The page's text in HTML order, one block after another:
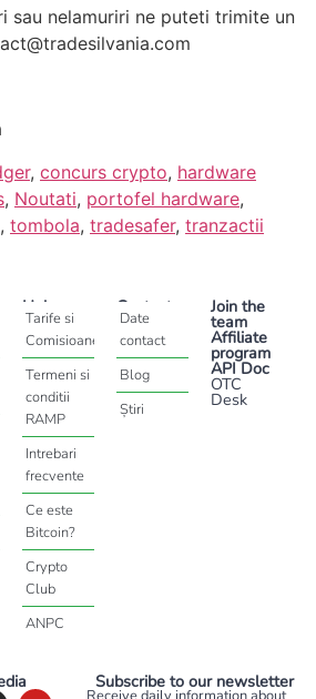
sau nelamuriri ne puteti trimite un
, concurs crypto, hardware
, Noutati, portofel hardware,
, tombola, tradesafer, tranzactii
Help
Tarife si
Comisioane
Termeni si
conditii
RAMP
Intrebari
frecvente
Ce este
Bitcoin?
Crypto
Club
ANPC
Contact
Date
contact
Blog
Știri
Join the
team
Affiliate
program
API Doc
OTC
Desk
Subscribe to our newsletter